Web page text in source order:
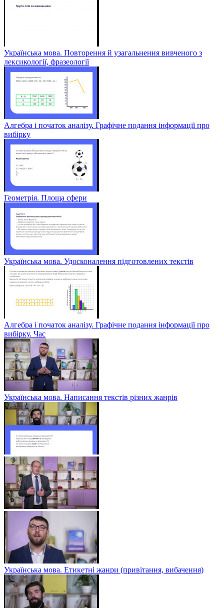
Українська мова. Повторення й узагальнення вивченого з
лексикології, фразеології
Алгебра і початок аналізу. Графічне подання інформації про
вибірку
Геометрія. Площа сфери
Українська мова. Удосконалення підготовлених текстів
Алгебра і початок аналізу. Графічне подання інформації про
вибірку. Час
Українська мова. Написання текстів різних жанрів
Українська мова. Етикетні жанри (привітання, вибачення)